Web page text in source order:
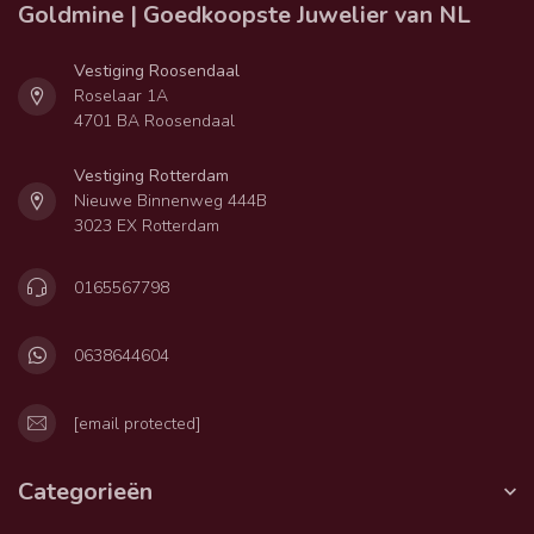
Goldmine | Goedkoopste Juwelier van NL
Vestiging Roosendaal
Roselaar 1A
4701 BA Roosendaal
Vestiging Rotterdam
Nieuwe Binnenweg 444B
3023 EX Rotterdam
0165567798
0638644604
[email protected]
Categorieën